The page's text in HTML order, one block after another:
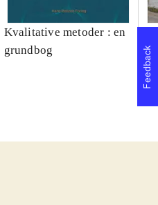
Kvalitative metoder : en
grundbog
Feedback